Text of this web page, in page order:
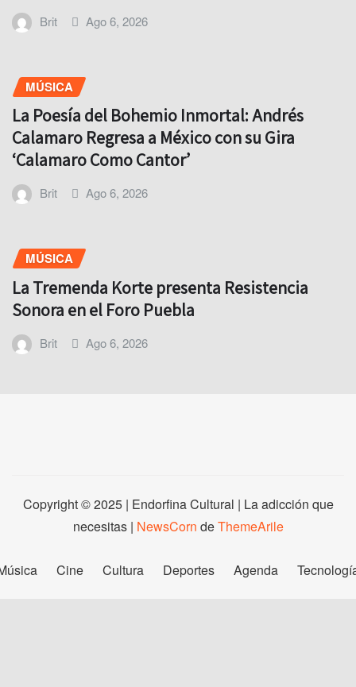
Brit Ago 6, 2026
MÚSICA
La Poesía del Bohemio Inmortal: Andrés
Calamaro Regresa a México con su Gira
‘Calamaro Como Cantor’
Brit Ago 6, 2026
MÚSICA
La Tremenda Korte presenta Resistencia
Sonora en el Foro Puebla
Brit Ago 6, 2026
Copyright © 2025 | Endorfina Cultural | La adicción que
necesitas | NewsCorn deThemeArile
Cine Cultura Deportes Agenda